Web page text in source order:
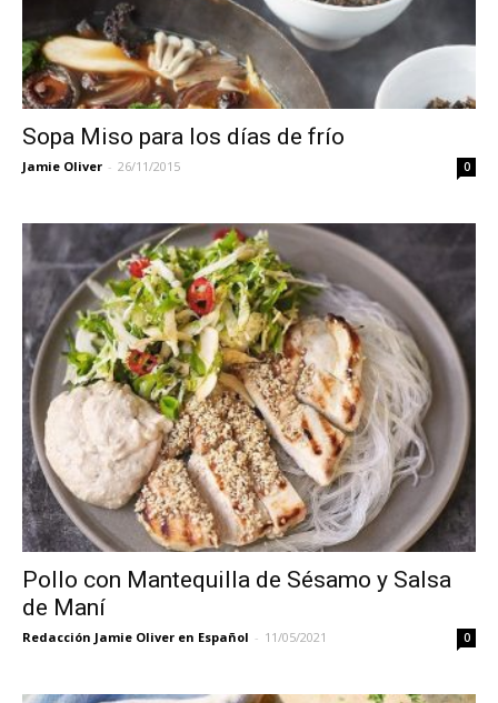
Sopa Miso para los días de frío
Jamie Oliver - 26/11/2015 0
Pollo con Mantequilla de Sésamo y Salsa
de Maní
Redacción Jamie Oliver en Español - 11/05/2021 0